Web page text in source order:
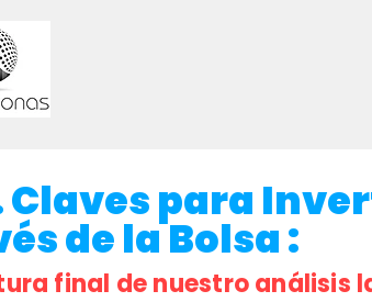
Claves para
de la Bolsa :
final de nuestro análisis